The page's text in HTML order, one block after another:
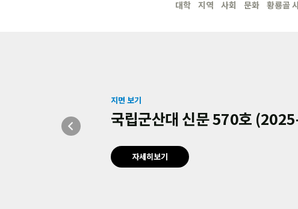
대학 지역 사회 문화 황룡골
지면 보기
국립군산대 신문 570호
자세히보기